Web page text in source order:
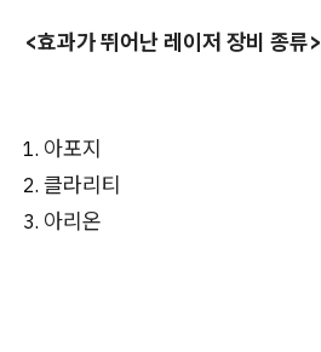
<효과가 뛰어난 레이저 장비 종류>
아포지
클라리티
아리온